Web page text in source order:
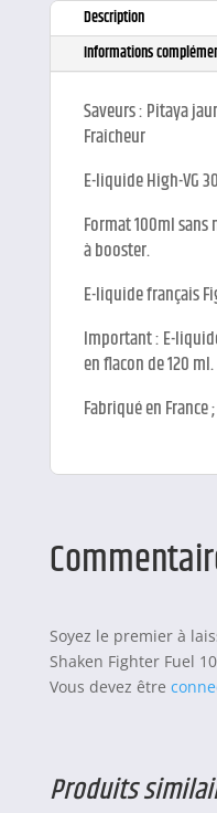
Description
Informations
Saveurs : Pitaya
Fraîcheur
E-liquide High-VG
Format 100ml
à booster.
E-liquide français
Important : E-
en flacon de 120 ml.
Fabriqué en France
Soyez le premier à
Shaken Fighter Fuel
Vous devez être
Produits